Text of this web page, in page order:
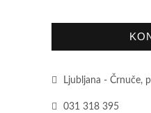
Ljubljana - Črnuče,
031 318 395